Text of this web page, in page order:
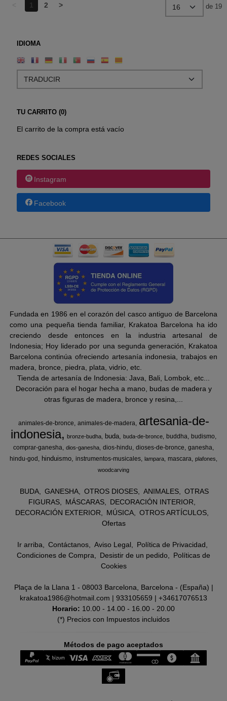
IDIOMA
TU CARRITO (0)
El carrito de la compra está vacío
REDES SOCIALES
Instagram
Facebook
2 > de 19
Fundada en 1986 en el corazón del casco antiguo de Barcelona
como una pequeña tienda familiar, Krakatoa Barcelona ha ido
creciendo desde entonces en la industria artesanal de
Indonesia; Hoy liderado por una segunda generación, Krakatoa
Barcelona continúa ofreciendo artesanía indonesia, trabajos en
madera, bronce, piedra, plata, vidrio, etc.
Tienda de artesanía de Indonesia: Java, Bali, Lombok, etc...
Decoración para el hogar hecha a mano, budas de madera y
otras figuras de madera, bronce y resina,...
animales-de-bronce animales-de-madera
artesania-de-
indonesia
bronze-budha buda buda-de-bronce buddha
budismo
comprar-ganesha dios-ganesha dios-hindu dioses-de-bronce ganesha
hindu-god
hinduismo instrumentos-musicales lampara mascara plafones
woodcarving
BUDA GANESHA OTROS DIOSES ANIMALES
OTRAS
FIGURAS
MÁSCARAS
DECORACIÓN INTERIOR
DECORACIÓN EXTERIOR
MÚSICA
OTROS ARTÍCULOS
Ofertas
Ir arriba Contáctanos Aviso Legal
Política de Privacidad
Condiciones de Compra
Desistir de un pedido
Políticas de
Cookies
Plaça de la Llana 1 - 08003 Barcelona, Barcelona - (España) |
krakatoa1986@hotmail.com | 933105659 | +34617076513
Horario: 10.00 - 14.00 - 16.00 - 20.00
(*) Precios con Impuestos incluidos
Métodos de pago aceptados